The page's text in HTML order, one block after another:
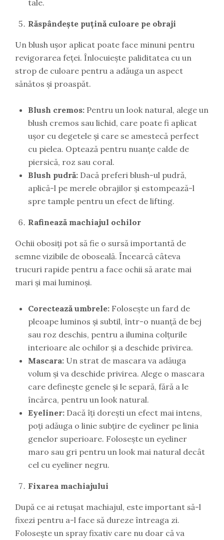
tale.
Răspândește puțină culoare pe obraji
Un blush ușor aplicat poate face minuni pentru
revigorarea feței. Înlocuiește paliditatea cu un
strop de culoare pentru a adăuga un aspect
sănătos și proaspăt.
Blush cremos: Pentru un look natural, alege un
blush cremos sau lichid, care poate fi aplicat
ușor cu degetele și care se amestecă perfect
cu pielea. Optează pentru nuanțe calde de
piersică, roz sau coral.
Blush pudră: Dacă preferi blush-ul pudră,
aplică-l pe merele obrajilor și estompează-l
spre tample pentru un efect de lifting.
Rafinează machiajul ochilor
Ochii obosiți pot să fie o sursă importantă de
semne vizibile de oboseală. Încearcă câteva
trucuri rapide pentru a face ochii să arate mai
mari și mai luminoși.
Corectează umbrele: Folosește un fard de
pleoape luminos și subtil, într-o nuanță de bej
sau roz deschis, pentru a ilumina colțurile
interioare ale ochilor și a deschide privirea.
Mascara: Un strat de mascara va adăuga
volum și va deschide privirea. Alege o mascara
care definește genele și le separă, fără a le
încărca, pentru un look natural.
Eyeliner: Dacă îți dorești un efect mai intens,
poți adăuga o linie subțire de eyeliner pe linia
genelor superioare. Folosește un eyeliner
maro sau gri pentru un look mai natural decât
cel cu eyeliner negru.
Fixarea machiajului
După ce ai retușat machiajul, este important să-l
fixezi pentru a-l face să dureze întreaga zi.
Folosește un spray fixativ care nu doar că va